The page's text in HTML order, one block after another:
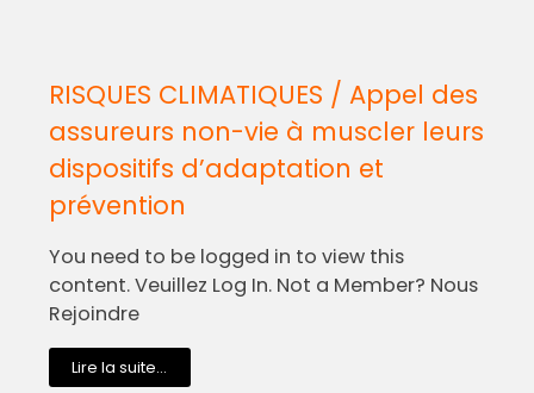
RISQUES CLIMATIQUES / Appel des
assureurs non-vie à muscler leurs
dispositifs d’adaptation et
prévention
You need to be logged in to view this
content. Veuillez Log In. Not a Member? Nous
Rejoindre
Lire la suite...